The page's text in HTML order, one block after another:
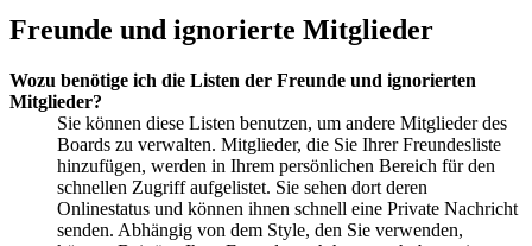
Freunde und ignorierte Mitglieder
Wozu benötige ich die Listen der Freunde und ignorierten
Mitglieder?
Sie können diese Listen benutzen, um andere Mitglieder des
Boards zu verwalten. Mitglieder, die Sie Ihrer Freundesliste
hinzufügen, werden in Ihrem persönlichen Bereich für den
schnellen Zugriff aufgelistet. Sie sehen dort deren
Onlinestatus und können ihnen schnell eine Private Nachricht
senden. Abhängig von dem Style, den Sie verwenden,